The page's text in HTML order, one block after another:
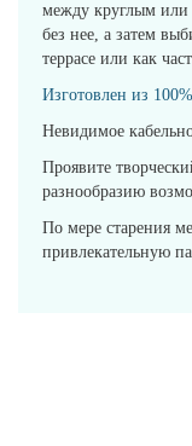
между круглым или
без нее, а затем
террасе или как
Изготовлен из
Невидимое
Проявите
разнообразию
По мере старения
привлекательную